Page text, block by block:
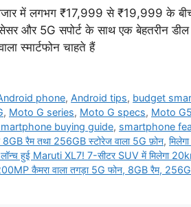
में लगभग ₹17,999 से ₹19,999 के
और 5G सपोर्ट के साथ एक बेहतरीन
स्मार्टफोन चाहते हैं
phone, Android tips, budget
, Moto G series, Moto G specs, Moto
buying guide, smartphone
रैम तथा 256GB स्टोरेज वाला 5G फ़ोन,
हुई Maruti XL7! 7-सीटर SUV में मिलेगा
कैमरा वाला तगड़ा 5G फोन, 8GB रैम,